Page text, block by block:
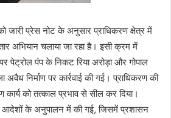
जारी प्रेस नोट के अनुसार प्राधिकरण क्षेत्र में
अभियान चलाया जा रहा है। इसी क्रम में
पेट्रोल पंप के निकट रिया अरोड़ा और गोपाल
अवैध निर्माण पर कार्रवाई की गई। प्राधिकरण की
कार्य को तत्काल प्रभाव से सील कर दिया।
आदेशों के अनुपालन में की गई, जिसमें प्रशासन